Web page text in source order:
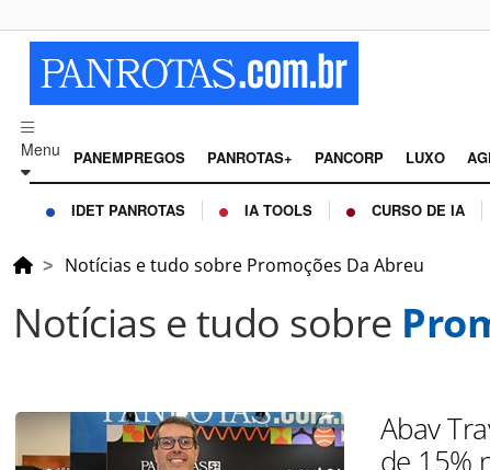
Menu PANEMPREGOS PANROTAS+ PANCORP LUXO
IDET PANROTAS IA TOOLS CURSO DE IA
Notícias e tudo sobre Promoções Da Abreu
Notícias e tudo sobre
Abav
de 15%